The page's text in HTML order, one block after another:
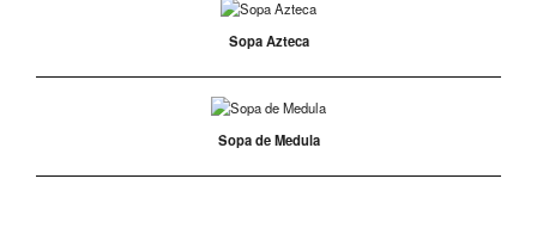
Sopa Azteca
Sopa de Medula